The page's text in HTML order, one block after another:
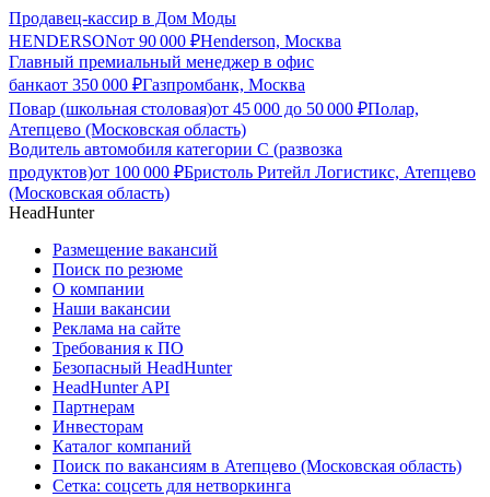
Продавец-кассир в Дом Моды
HENDERSONот 90 000 ₽Henderson, Москва
Главный премиальный менеджер в офис
банкаот 350 000 ₽Газпромбанк, Москва
Повар (школьная столовая)от 45 000 до 50 000 ₽Полар,
Атепцево (Московская область)
Водитель автомобиля категории C (развозка
продуктов)от 100 000 ₽Бристоль Ритейл Логистикс, Атепцево
(Московская область)
HeadHunter
Размещение вакансий
Поиск по резюме
О компании
Наши вакансии
Реклама на сайте
Требования к ПО
Безопасный HeadHunter
HeadHunter API
Партнерам
Инвесторам
Каталог компаний
Поиск по вакансиям в Атепцево (Московская область)
Сетка: соцсеть для нетворкинга